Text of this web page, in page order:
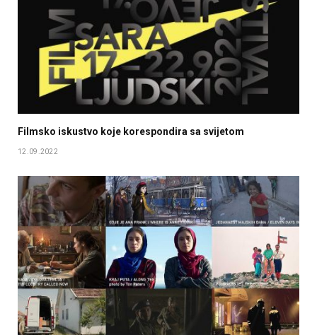
Filmsko iskustvo koje korespondira sa svijetom
12.09.2022